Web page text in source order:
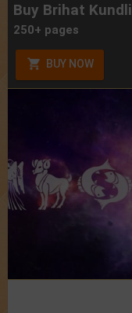
Buy Brihat Kundli
250+ pages
BUY NOW